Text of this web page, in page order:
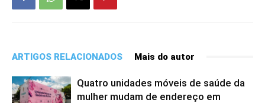
ARTIGOS RELACIONADOS Mais do autor
Quatro unidades móveis de saúde da
mulher mudam de endereço em